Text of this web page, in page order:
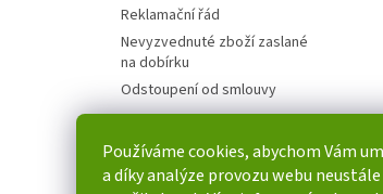
Používáme cookies, abychom Vám
a díky analýze provozu webu
Reklamační řád
Nevyzvednuté zboží zaslané
na dobírku
Odstoupení od smlouvy